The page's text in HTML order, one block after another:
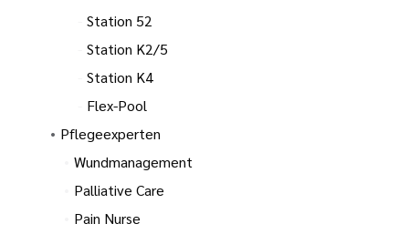
Station 52
Station K2/5
Station K4
Flex-Pool
Pflegeexperten
Wundmanagement
Palliative Care
Pain Nurse